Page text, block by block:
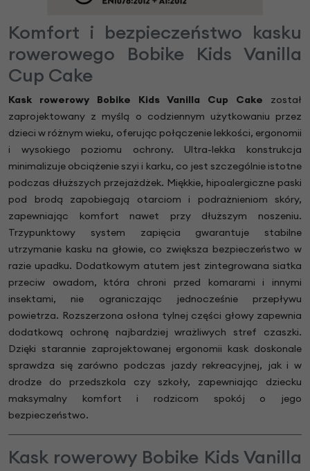
Komfort i bezpieczeństwo kasku
rowerowego Bobike Kids Vanilla
Cup Cake
Kask rowerowy Bobike Kids Vanilla Cup Cake został
zaprojektowany z myślą o codziennym użytkowaniu przez
dzieci w różnym wieku, oferując połączenie lekkości, ergonomii
i wysokiego poziomu ochrony. Ultra-lekka konstrukcja
minimalizuje obciążenie szyi i karku, co jest szczególnie istotne
podczas dłuższych przejażdżek. Miękkie, hipoalergiczne paski
pod brodą zapobiegają otarciom i podrażnieniom skóry,
zapewniając komfort nawet przy dłuższym noszeniu.
Trzypunktowy system zapięcia gwarantuje stabilne
utrzymanie kasku na głowie, co zwiększa bezpieczeństwo w
razie upadku. Dodatkowym atutem jest zintegrowana siatka
przeciw owadom, która chroni przed komarami i innymi
insektami, nie ograniczając jednocześnie przepływu
powietrza. Rozszerzona osłona tylnej części głowy zapewnia
dodatkową ochronę najbardziej wrażliwych stref czaszki.
Dzięki starannie zaprojektowanej ergonomii kask doskonale
sprawdza się zarówno podczas jazdy rekreacyjnej, jak i w
drodze do przedszkola czy szkoły, zapewniając dziecku
maksymalny komfort i rodzicom spokój o jego
bezpieczeństwo.
Kask rowerowy Bobike Kids Vanilla